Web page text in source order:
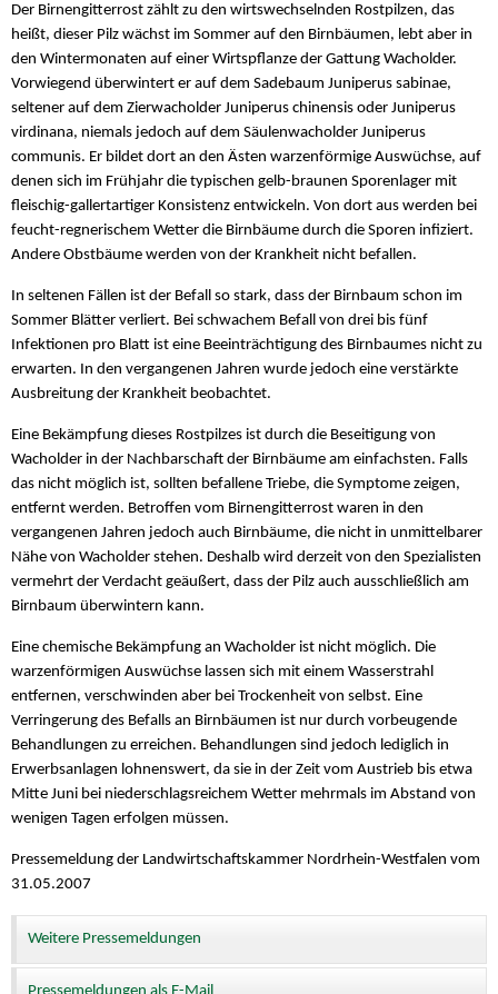
Der Birnengitterrost zählt zu den wirtswechselnden Rostpilzen, das
heißt, dieser Pilz wächst im Sommer auf den Birnbäumen, lebt aber in
den Wintermonaten auf einer Wirtspflanze der Gattung Wacholder.
Vorwiegend überwintert er auf dem Sadebaum Juniperus sabinae,
seltener auf dem Zierwacholder Juniperus chinensis oder Juniperus
virdinana, niemals jedoch auf dem Säulenwacholder Juniperus
communis. Er bildet dort an den Ästen warzenförmige Auswüchse, auf
denen sich im Frühjahr die typischen gelb-braunen Sporenlager mit
fleischig-gallertartiger Konsistenz entwickeln. Von dort aus werden bei
feucht-regnerischem Wetter die Birnbäume durch die Sporen infiziert.
Andere Obstbäume werden von der Krankheit nicht befallen.
In seltenen Fällen ist der Befall so stark, dass der Birnbaum schon im
Sommer Blätter verliert. Bei schwachem Befall von drei bis fünf
Infektionen pro Blatt ist eine Beeinträchtigung des Birnbaumes nicht zu
erwarten. In den vergangenen Jahren wurde jedoch eine verstärkte
Ausbreitung der Krankheit beobachtet.
Eine Bekämpfung dieses Rostpilzes ist durch die Beseitigung von
Wacholder in der Nachbarschaft der Birnbäume am einfachsten. Falls
das nicht möglich ist, sollten befallene Triebe, die Symptome zeigen,
entfernt werden. Betroffen vom Birnengitterrost waren in den
vergangenen Jahren jedoch auch Birnbäume, die nicht in unmittelbarer
Nähe von Wacholder stehen. Deshalb wird derzeit von den Spezialisten
vermehrt der Verdacht geäußert, dass der Pilz auch ausschließlich am
Birnbaum überwintern kann.
Eine chemische Bekämpfung an Wacholder ist nicht möglich. Die
warzenförmigen Auswüchse lassen sich mit einem Wasserstrahl
entfernen, verschwinden aber bei Trockenheit von selbst. Eine
Verringerung des Befalls an Birnbäumen ist nur durch vorbeugende
Behandlungen zu erreichen. Behandlungen sind jedoch lediglich in
Erwerbsanlagen lohnenswert, da sie in der Zeit vom Austrieb bis etwa
Mitte Juni bei niederschlagsreichem Wetter mehrmals im Abstand von
wenigen Tagen erfolgen müssen.
Pressemeldung der Landwirtschaftskammer Nordrhein-Westfalen vom
31.05.2007
Weitere Pressemeldungen